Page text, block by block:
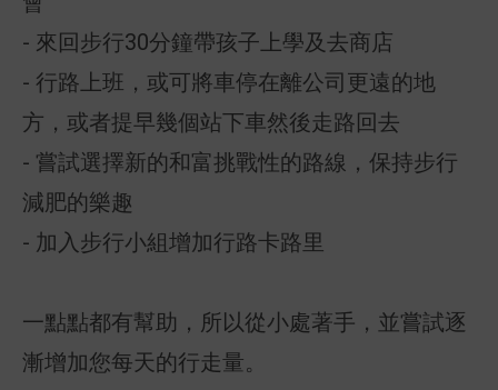
- 來回步行30分鐘帶孩子上學及去商店
- 行路上班，或可將車停在離公司更遠的地
方，或者提早幾個站下車然後走路回去
- 嘗試選擇新的和富挑戰性的路線，保持步行
減肥的樂趣
- 加入步行小組增加行路卡路里
一點點都有幫助，所以從小處著手，並嘗試逐
漸增加您每天的行走量。